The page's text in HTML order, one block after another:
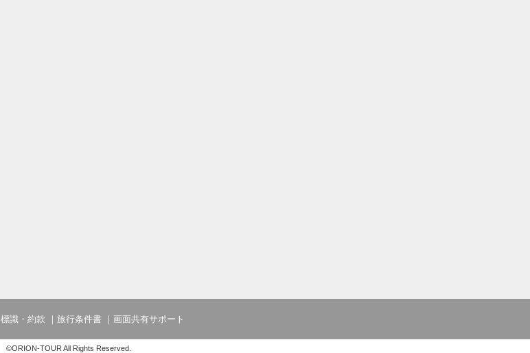
標識・約款 旅行条件書 画面共有サポート
©ORION-TOUR All Rights Reserved.